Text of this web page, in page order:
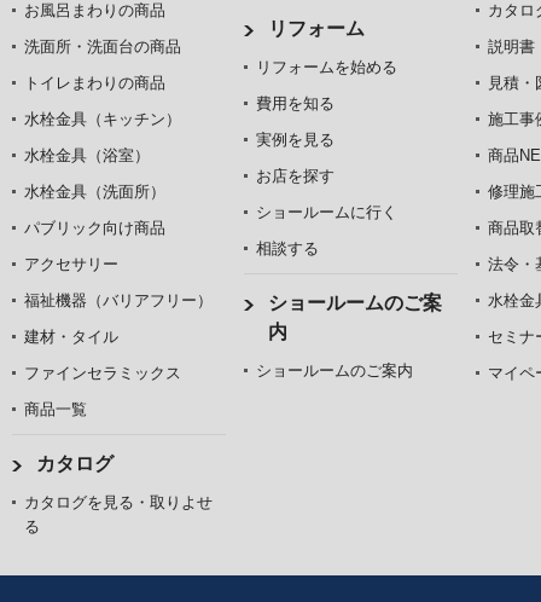
お風呂まわりの商品
洗面所・洗面台の商品
トイレまわりの商品
水栓金具（キッチン）
水栓金具（浴室）
水栓金具（洗面所）
パブリック向け商品
アクセサリー
福祉機器（バリアフリー）
建材・タイル
ファインセラミックス
商品一覧
カタログ
カタログを見る・取りよせ
る
リフォーム
リフォームを始める
費用を知る
実例を見る
お店を探す
ショールームに行く
相談する
ショールームのご案
内
ショールームのご案内
カタロ
説明書
見積・
施工事
商品
修理施
商品取
法令・
水栓金
セミナ
マイペ